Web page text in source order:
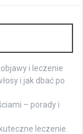
i leczenie
i jak dbać po
– porady i
leczenie